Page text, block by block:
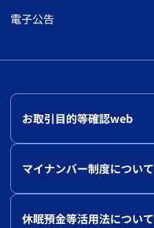
電子公告
お取引目的等確認web
マイナンバー制度について
休眠預金等活用法について